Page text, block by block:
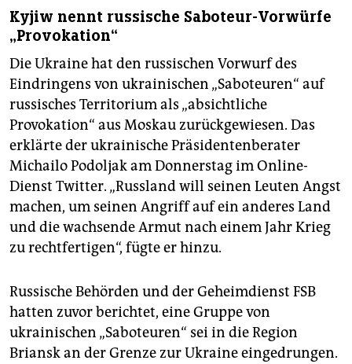
Kyjiw nennt russische Saboteur-Vorwürfe
„Provokation“
Die Ukraine hat den russischen Vorwurf des
Eindringens von ukrainischen „Saboteuren“ auf
russisches Territorium als „absichtliche
Provokation“ aus Moskau zurückgewiesen. Das
erklärte der ukrainische Präsidentenberater
Michailo Podoljak am Donnerstag im Online-
Dienst Twitter. „Russland will seinen Leuten Angst
machen, um seinen Angriff auf ein anderes Land
und die wachsende Armut nach einem Jahr Krieg
zu rechtfertigen“, fügte er hinzu.
Russische Behörden und der Geheimdienst FSB
hatten zuvor berichtet, eine Gruppe von
ukrainischen „Saboteuren“ sei in die Region
Briansk an der Grenze zur Ukraine eingedrungen.